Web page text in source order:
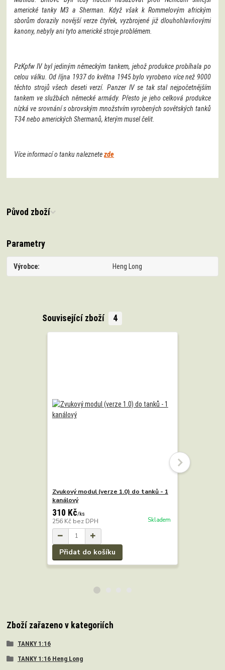
americké tanky M3 a Sherman. Když však k Rommelovým africkým
sborům dorazily novější verze čtyřek, vyzbrojené již dlouhohlavňovými
kanony, nebyly ani tyto americké stroje problémem.
PzKpfw IV byl jediným německým tankem, jehož produkce probíhala po
celou válku. Od října 1937 do května 1945 bylo vyrobeno více než 9000
těchto strojů všech deseti verzí. Panzer IV se tak stal nejpočetnějším
tankem ve službách německé armády. Přesto je jeho celková produkce
nízká ve srovnání s obrovským množstvím vyrobených sovětských tanků
T-34 nebo amerických Shermanů, kterým musel čelit.
Více informací o tanku naleznetezde
Původ zboží
Parametry
Výrobce Heng Long
Související zboží 4
Zvukový modul (verze 1.0) do tanků - 1
kanálový
310 Kč/ks
256 Kč bez DPH Skladem
Přidat do košíku
Zboží zařazeno v kategoriích
TANKY 1:16
TANKY 1:16 Heng Long